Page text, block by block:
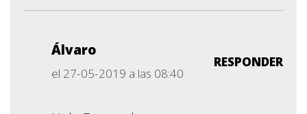
Álvaro
el 27-05-2019 a las 08:40
RESPONDER